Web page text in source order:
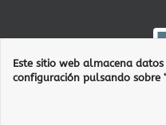
Este sitio web almacena
configuración pulsando sobre